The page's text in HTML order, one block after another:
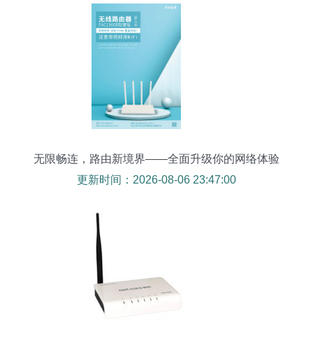
无限畅连，路由新境界——全面升级你的网络体验
更新时间：2026-08-06 23:47:00